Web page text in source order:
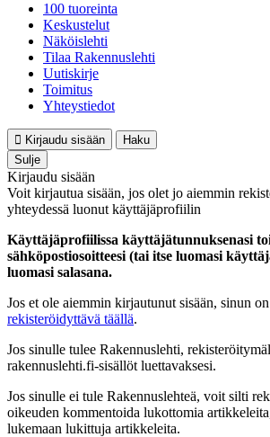
100 tuoreinta
Keskustelut
Näköislehti
Tilaa Rakennuslehti
Uutiskirje
Toimitus
Yhteystiedot
Kirjaudu sisään
Haku
Sulje
Kirjaudu sisään
Voit kirjautua sisään, jos olet jo aiemmin
yhteydessä luonut käyttäjäprofiilin
Käyttäjäprofiilissa käyttäjätunnuksenasi
sähköpostiosoitteesi (tai itse luomasi
luomasi salasana.
Jos et ole aiemmin kirjautunut sisään, sinun
rekisteröidyttävä täällä.
Jos sinulle tulee Rakennuslehti,
rakennuslehti.fi-sisällöt luettavaksesi.
Jos sinulle ei tule Rakennuslehteä, voit silti
oikeuden kommentoida lukottomia
lukemaan lukittuja artikkeleita.